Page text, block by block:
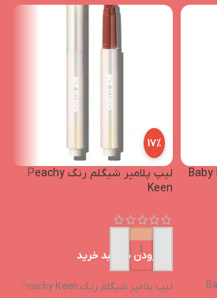
17%
لیپ پلامپر شیگلم رنگ Peachy
Keen
افزودن به سبد خرید
لیپ پلامپر شیگلم رنگ Peachy Keen